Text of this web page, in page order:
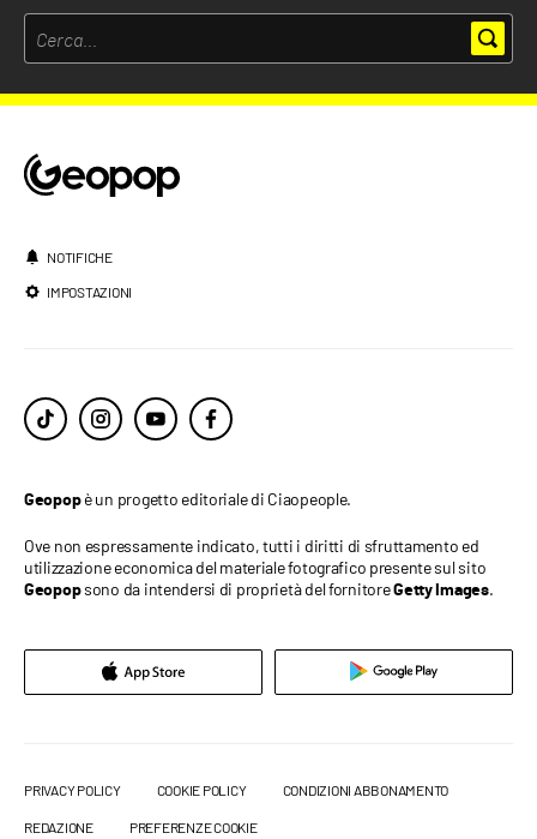
NOTIFICHE
IMPOSTAZIONI
Geopopè un progetto editoriale di Ciaopeople.
Ove non espressamente indicato, tutti i diritti di sfruttamento ed
utilizzazione economica del materiale fotografico presente sul sito
Geopopsono da intendersi di proprietà del fornitoreGetty Images.
PRIVACY POLICY COOKIE POLICY CONDIZIONI ABBONAMENTO
REDAZIONE PREFERENZE COOKIE